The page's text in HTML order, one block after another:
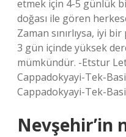
etmek için 4-5 günlük
doğası ile gören
Zaman sınırlıysa, iyi
3 gün içinde yüksek
mümkündür. -Etstur
Cappadokyayi-Tek-
Cappadokyayi-Tek-
Nevşehir’in